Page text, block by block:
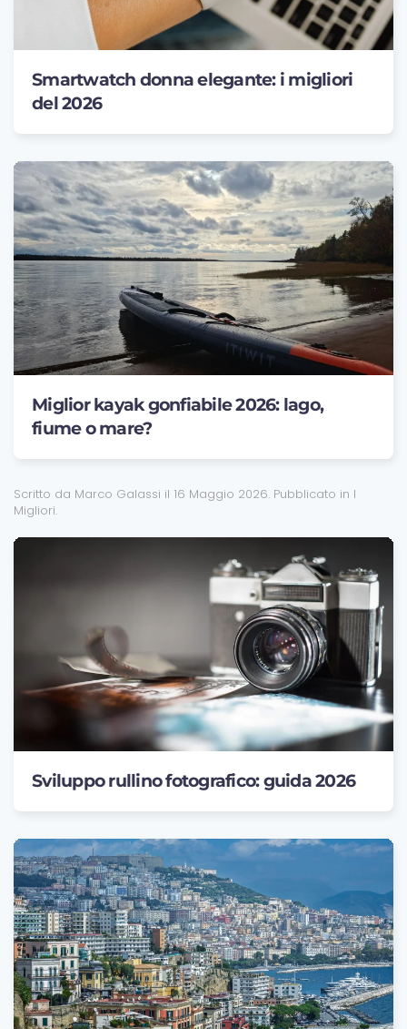
Smartwatch donna elegante: i migliori
del 2026
Miglior kayak gonfiabile 2026: lago,
fiume o mare?
Scritto da Marco Galassi il 16 Maggio 2026. Pubblicato in I
Migliori.
Sviluppo rullino fotografico: guida 2026